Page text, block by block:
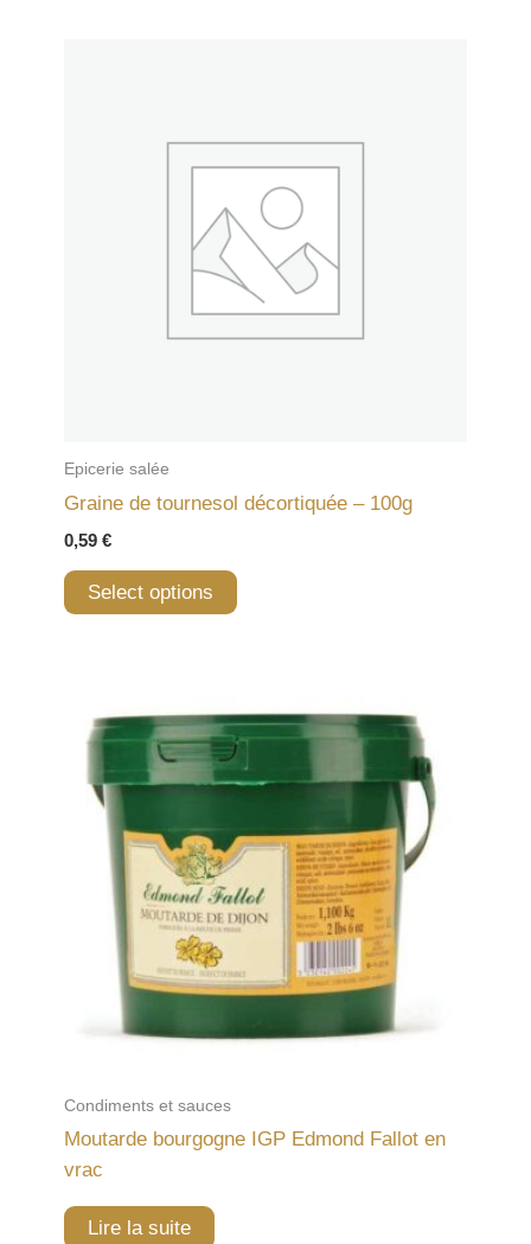
Epicerie salée
Graine de tournesol décortiquée – 100g
0,59 €
Select options
Condiments et sauces
Moutarde bourgogne IGP Edmond Fallot en
vrac
Lire la suite